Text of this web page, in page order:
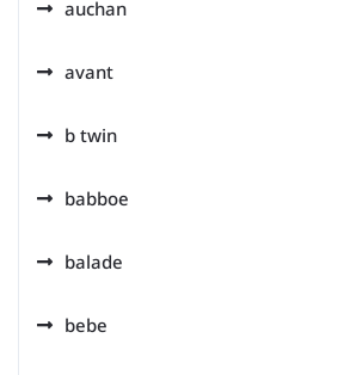
auchan
avant
b twin
babboe
balade
bebe